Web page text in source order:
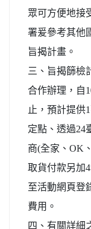
眾可方便地接
署爰參考其他
旨揭計畫。
三、旨揭篩檢
合作辦理，自
止，預計提供
定點、透過24
商(全家、OK
取貨付款另加
至活動網頁登
費用。
四、有關詳細